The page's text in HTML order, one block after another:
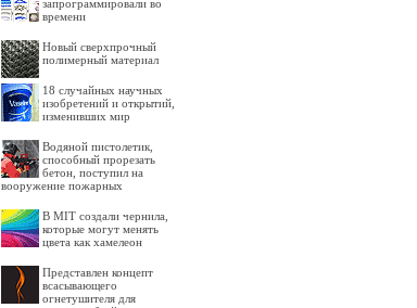
запрограммировали во
времени
Новый сверхпрочный
полимерный материал
18 случайных научных
изобретений и открытий,
изменивших мир
Водяной пистолетик,
способный прорезать
бетон, поступил на
вооружение пожарных
В MIT создали чернила,
которые могут менять
цвета как хамелеон
Представлен концепт
всасывающего
огнетушителя для